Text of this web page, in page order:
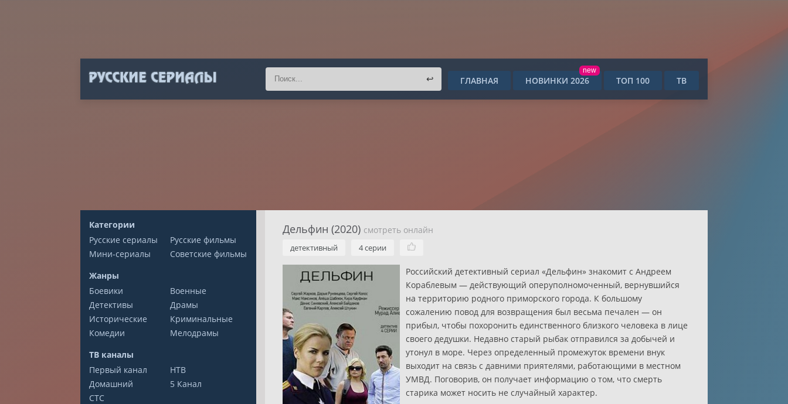
↩ ГЛАВНАЯ НОВИНКИ 2026
new
ТОП 100 ТВ
Дельфин (2020) смотреть онлайн
детективный 4 серии
Российский детективный сериал «Дельфин» знакомит с Андреем
Кораблевым — действующий оперуполномоченный, вернувшийся
на территорию родного приморского города. К большому
сожалению повод для возвращения был весьма печален — он
прибыл, чтобы похоронить единственного близкого человека в лице
своего дедушки. Недавно старый рыбак отправился за добычей и
утонул в море. Через определенный промежуток времени внук
выходит на связь с давними приятелями, работающими в местном
УМВД. Поговорив, он получает информацию о том, что смерть
старика может носить не случайный характер.
Категории
Русские сериалы
Русские фильмы
Мини-сериалы
Советские фильмы
Жанры
Боевики
Военные
Детективы
Драмы
Исторические
Криминальные
Комедии
Мелодрамы
ТВ каналы
Первый канал
НТВ
Домашний
5 Канал
СТС